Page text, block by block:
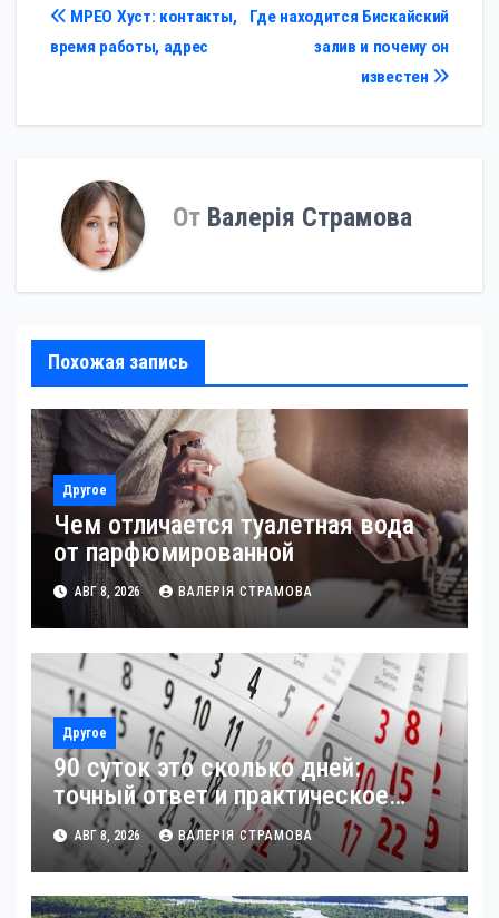
Навигация
по
записям
Где находится Бискайский
залив и почему он
известен
МРЕО Хуст: контакты,
время работы, адрес
От Валерія Страмова
Похожая запись
Другое
Чем отличается туалетная вода
от парфюмированной
АВГ 8, 2026 ВАЛЕРІЯ СТРАМОВА
Другое
90 суток это сколько дней:
точный ответ и практическое
применение
АВГ 8, 2026 ВАЛЕРІЯ СТРАМОВА